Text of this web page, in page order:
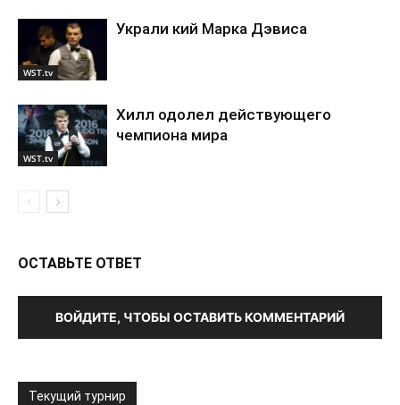
WST.tv
Украли кий Марка Дэвиса
WST.tv
Хилл одолел действующего
чемпиона мира
ОСТАВЬТЕ ОТВЕТ
ВОЙДИТЕ, ЧТОБЫ ОСТАВИТЬ КОММЕНТАРИЙ
Текущий турнир